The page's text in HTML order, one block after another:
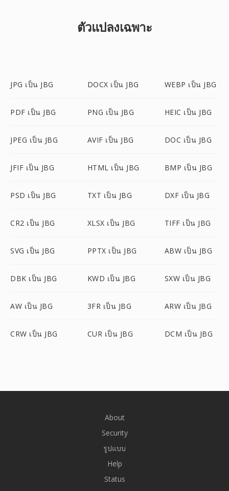
ตัวแปลงเฉพาะ
JPG เป็น JBG DOCX เป็น JBG WEBP เป็น JBG
PDF เป็น JBG PNG เป็น JBG HEIC เป็น JBG
JPEG เป็น JBG AVIF เป็น JBG DOC เป็น JBG
JFIF เป็น JBG HTML เป็น JBG BMP เป็น JBG
PSD เป็น JBG TXT เป็น JBG DXF เป็น JBG
CR2 เป็น JBG XLSX เป็น JBG TIFF เป็น JBG
SVG เป็น JBG PPTX เป็น JBG ABW เป็น JBG
DBK เป็น JBG KWD เป็น JBG SXW เป็น JBG
AW เป็น JBG 3FR เป็น JBG ARW เป็น JBG
CRW เป็น JBG CUR เป็น JBG DCM เป็น JBG
About
Security
รูปแบบ
Help
Status